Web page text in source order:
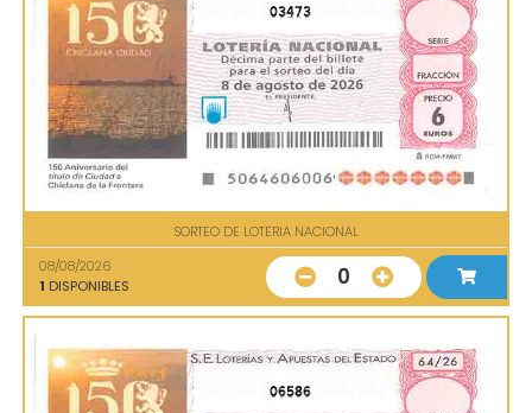
03473
SORTEO DE LOTERIA NACIONAL
08/08/2026
1 DISPONIBLES 0
06586